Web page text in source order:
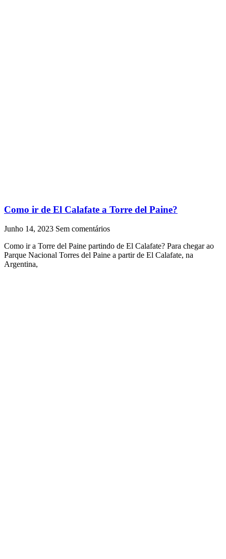
Como ir de El Calafate a Torre del Paine?
Junho 14, 2023 Sem comentários
Como ir a Torre del Paine partindo de El Calafate? Para chegar ao
Parque Nacional Torres del Paine a partir de El Calafate, na
Argentina,